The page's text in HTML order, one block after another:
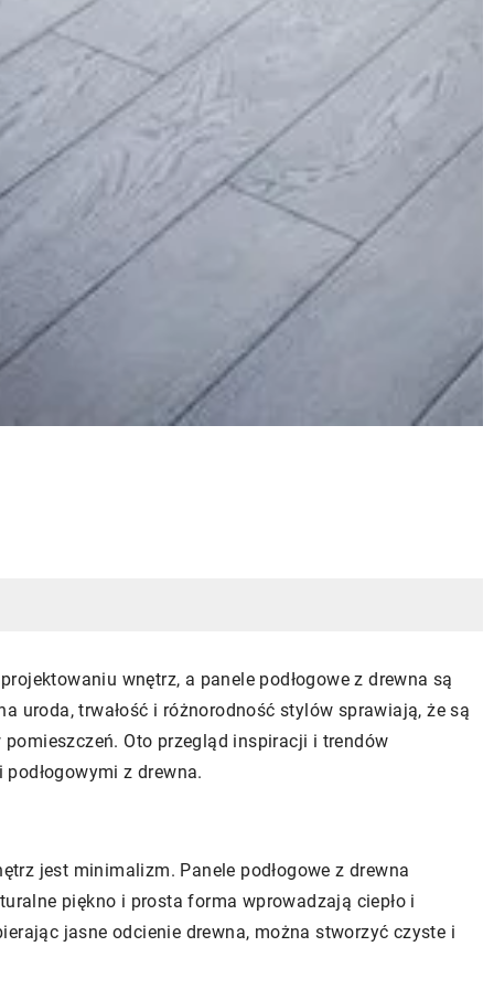
wnętrz, a panele podłogowe z drewna są
uroda, trwałość i różnorodność stylów sprawiają, że są
Oto przegląd inspiracji i trendów
z drewna.
jest minimalizm. Panele podłogowe z drewna
piękno i prosta forma wprowadzają ciepło i
jasne odcienie drewna, można stworzyć czyste i